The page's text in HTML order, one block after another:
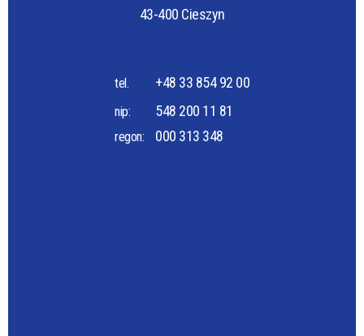
43-400 Cieszyn
tel. +48 33 854 92 00
nip: 548 200 11 81
regon: 000 313 348